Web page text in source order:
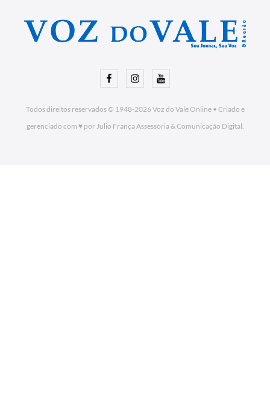
FacebookInstagramYoutube
Todos direitos reservados © 1948-2026Voz do Vale Online• Criado e
gerenciado com ♥ por Julio França Assessoria& Comunicação Digital.